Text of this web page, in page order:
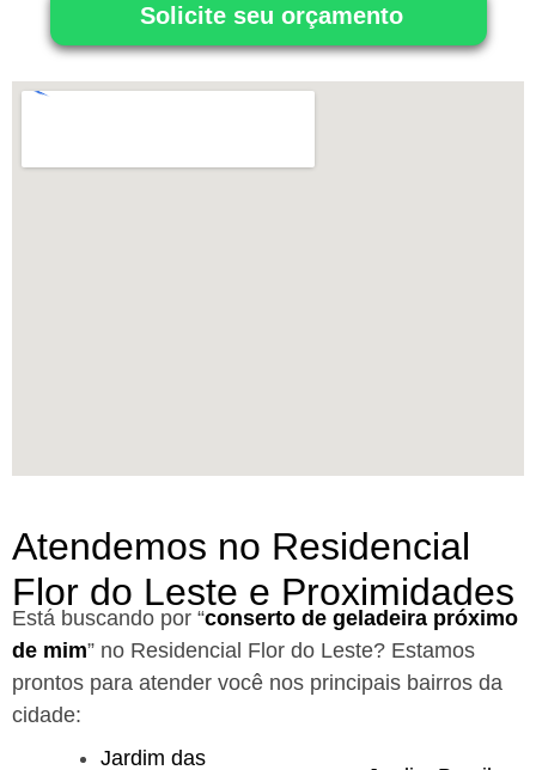
Solicite seu orçamento
Atendemos no Residencial
Flor do Leste e Proximidades
Está buscando por “conserto de geladeira próximo
de mim” no Residencial Flor do Leste? Estamos
prontos para atender você nos principais bairros da
cidade:
Jardim das